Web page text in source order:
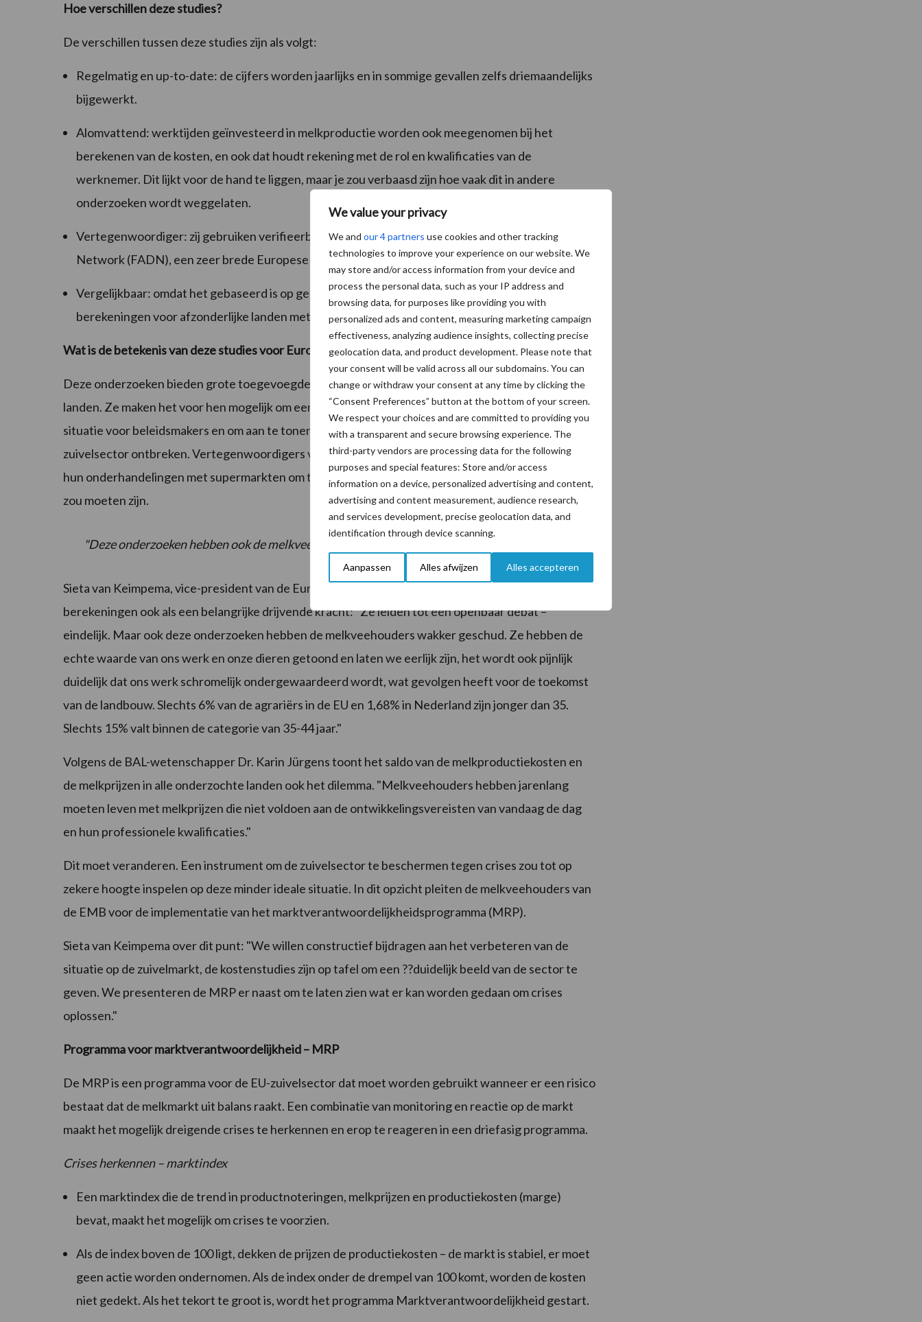
We value your privacy
We and our 4 partners use cookies and other tracking
technologies to improve your experience on our website. We
may store and/or access information from your device and
process the personal data, such as your IP address and
browsing data, for purposes like providing you with
personalized ads and content, measuring marketing campaign
effectiveness, analyzing audience insights, collecting precise
geolocation data, and product development. Please note that
your consent will be valid across all our subdomains. You can
change or withdraw your consent at any time by clicking the
“Consent Preferences” button at the bottom of your screen.
We respect your choices and are committed to providing you
with a transparent and secure browsing experience. The
third-party vendors are processing data for the following
purposes and special features: Store and/or access
information on a device, personalized advertising and content,
advertising and content measurement, audience research,
and services development, precise geolocation data, and
identification through device scanning.
Aanpassen Alles afwijzen Alles accepteren
Hoe verschillen deze studies?
De verschillen tussen deze studies zijn als volgt:
Regelmatig en up-to-date: de cijfers worden jaarlijks en in sommige gevallen zelfs driemaandelijks
bijgewerkt.
Alomvattend: werktijden geïnvesteerd in melkproductie worden ook meegenomen bij het
berekenen van de kosten, en ook dat houdt rekening met de rol en kwalificaties van de
werknemer. Dit lijkt voor de hand te liggen, maar je zou verbaasd zijn hoe vaak dit in andere
onderzoeken wordt weggelaten.
Vertegenwoordiger: zij gebruiken verifieerbare EU-gegevens van het Farm Accountancy Data
Network (FADN), een zeer brede Europese gegevensverzameling.
Vergelijkbaar: omdat het gebaseerd is op geharmoniseerde EU-gegevens, kunnen de
berekeningen voor afzonderlijke landen met elkaar worden vergeleken.
Wat is de betekenis van deze studies voor Europese melkveehouders?
Deze onderzoeken bieden grote toegevoegde waarde voor melkveehouders in de deelnemende
landen. Ze maken het voor hen mogelijk om een ??glashelder beeld te schetsen van de huidige
situatie voor beleidsmakers en om aan te tonen dat de huidige randvoorwaarden voor de
zuivelsector ontbreken. Vertegenwoordigers van de Fair Milk-merken verwijzen naar deze cijfers in
hun onderhandelingen met supermarkten om te illustreren wat de eerlijke prijs voor een liter melk
zou moeten zijn.
"Deze onderzoeken hebben ook de melkveehouders wakker geschud"
Sieta van Keimpema, vice-president van de European Milk Board (EMB), beschouwt deze
berekeningen ook als een belangrijke drijvende kracht: "Ze leiden tot een openbaar debat –
eindelijk. Maar ook deze onderzoeken hebben de melkveehouders wakker geschud. Ze hebben de
echte waarde van ons werk en onze dieren getoond en laten we eerlijk zijn, het wordt ook pijnlijk
duidelijk dat ons werk schromelijk ondergewaardeerd wordt, wat gevolgen heeft voor de toekomst
van de landbouw. Slechts 6% van de agrariërs in de EU en 1,68% in Nederland zijn jonger dan 35.
Slechts 15% valt binnen de categorie van 35-44 jaar."
Volgens de BAL-wetenschapper Dr. Karin Jürgens toont het saldo van de melkproductiekosten en
de melkprijzen in alle onderzochte landen ook het dilemma. "Melkveehouders hebben jarenlang
moeten leven met melkprijzen die niet voldoen aan de ontwikkelingsvereisten van vandaag de dag
en hun professionele kwalificaties."
Dit moet veranderen. Een instrument om de zuivelsector te beschermen tegen crises zou tot op
zekere hoogte inspelen op deze minder ideale situatie. In dit opzicht pleiten de melkveehouders van
de EMB voor de implementatie van het marktverantwoordelijkheidsprogramma (MRP).
Sieta van Keimpema over dit punt: "We willen constructief bijdragen aan het verbeteren van de
situatie op de zuivelmarkt, de kostenstudies zijn op tafel om een ??duidelijk beeld van de sector te
geven. We presenteren de MRP er naast om te laten zien wat er kan worden gedaan om crises
oplossen."
Programma voor marktverantwoordelijkheid – MRP
De MRP is een programma voor de EU-zuivelsector dat moet worden gebruikt wanneer er een risico
bestaat dat de melkmarkt uit balans raakt. Een combinatie van monitoring en reactie op de markt
maakt het mogelijk dreigende crises te herkennen en erop te reageren in een driefasig programma.
Crises herkennen – marktindex
Een marktindex die de trend in productnoteringen, melkprijzen en productiekosten (marge)
bevat, maakt het mogelijk om crises te voorzien.
Als de index boven de 100 ligt, dekken de prijzen de productiekosten – de markt is stabiel, er moet
geen actie worden ondernomen. Als de index onder de drempel van 100 komt, worden de kosten
niet gedekt. Als het tekort te groot is, wordt het programma Marktverantwoordelijkheid gestart.